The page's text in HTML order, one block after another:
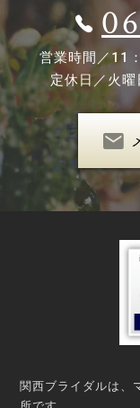
営業時間／11
定休日／火曜
関西ブライダルは、